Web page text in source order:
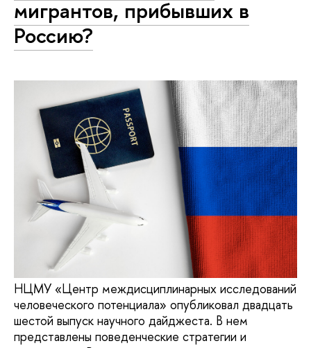
мигрантов, прибывших в
Россию?
НЦМУ «Центр междисциплинарных исследований
человеческого потенциала» опубликовал двадцать
шестой выпуск научного дайджеста. В нем
представлены поведенческие стратегии и